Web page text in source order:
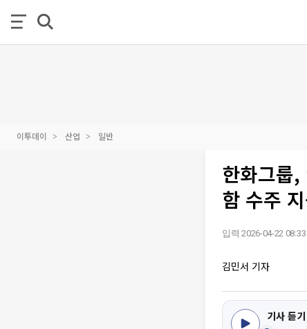
이투데이 산업 일반
한화그룹
함 수주
입력 2026-04-22 08:33
김민서 기자
기사 듣기